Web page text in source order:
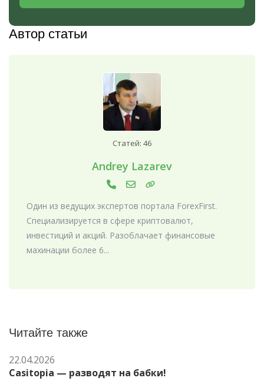
Автор статьи
Статей: 46
Andrey Lazarev
Один из ведущих экспертов портала ForexFirst.
Специализируется в сфере криптовалют,
инвестиций и акций. Разоблачает финансовые
махинации более 6...
Читайте также
22.04.2026
Casitopia — разводят на бабки!